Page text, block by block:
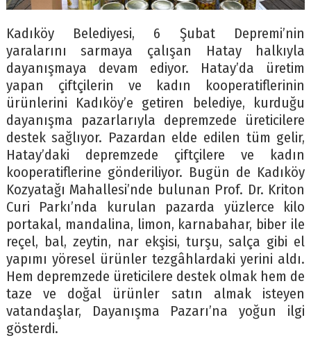
Kadıköy Belediyesi, 6 Şubat Depremi’nin
yaralarını sarmaya çalışan Hatay halkıyla
dayanışmaya devam ediyor. Hatay’da üretim
yapan çiftçilerin ve kadın kooperatiflerinin
ürünlerini Kadıköy’e getiren belediye, kurduğu
dayanışma pazarlarıyla depremzede üreticilere
destek sağlıyor. Pazardan elde edilen tüm gelir,
Hatay’daki depremzede çiftçilere ve kadın
kooperatiflerine gönderiliyor. Bugün de Kadıköy
Kozyatağı Mahallesi’nde bulunan Prof. Dr. Kriton
Curi Parkı’nda kurulan pazarda yüzlerce kilo
portakal, mandalina, limon, karnabahar, biber ile
reçel, bal, zeytin, nar ekşisi, turşu, salça gibi el
yapımı yöresel ürünler tezgâhlardaki yerini aldı.
Hem depremzede üreticilere destek olmak hem de
taze ve doğal ürünler satın almak isteyen
vatandaşlar, Dayanışma Pazarı’na yoğun ilgi
gösterdi.